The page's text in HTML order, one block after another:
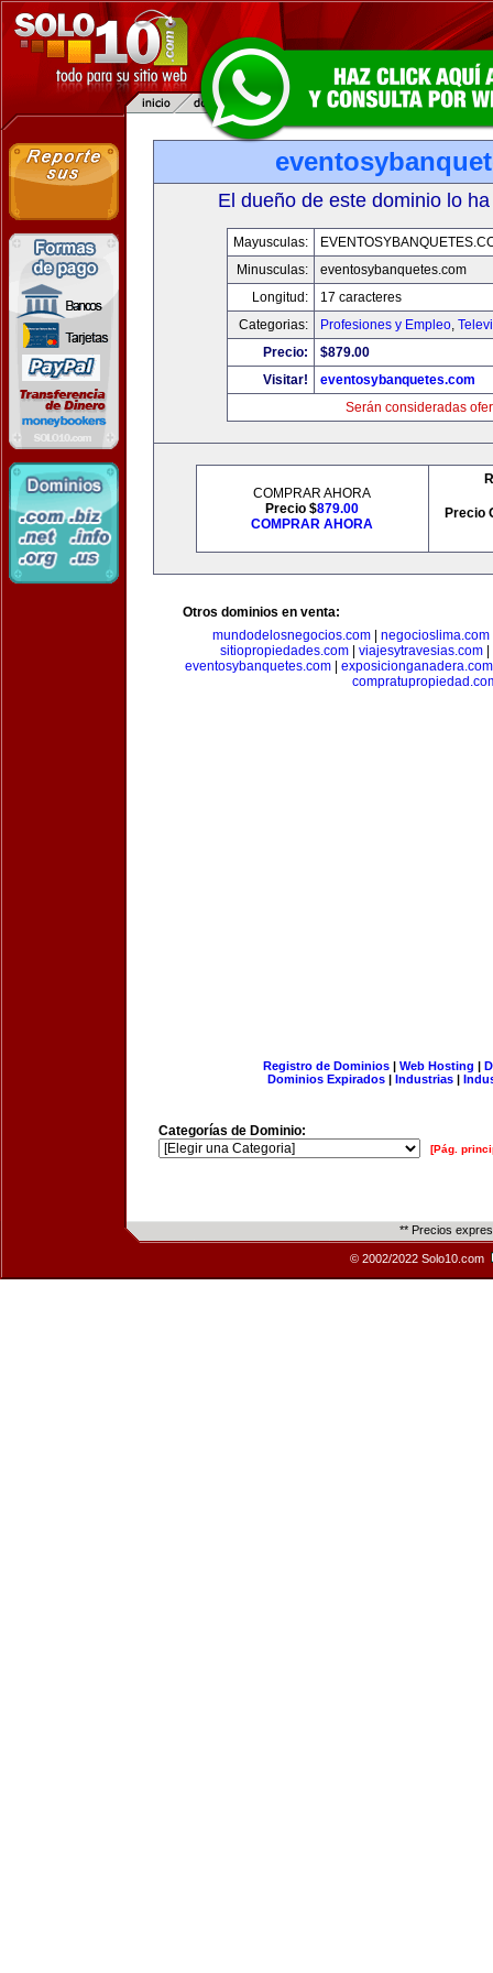
El dueño de este dominio lo
Mayusculas:
Minusculas:
eventosybanquetes.com
Longitud:
17 caracteres
Categorias:
Profesiones y Empleo,
Precio:
$879.00
Visitar!
eventosybanquetes.com
Serán consideradas
COMPRAR AHORA
Precio $879.00
COMPRAR AHORA
Precio
Otros dominios en venta:
mundodelosnegocios.com| negocioslima.com
sitiopropiedades.com| viajesytravesias.com|
eventosybanquetes.com| exposicionganadera.com
Registro de Dominios| Web Hosting |
Dominios Expirados | Industrias |
Categorías de Dominio:
[Pág.
** Precios
© 2002/2022 Solo10.com